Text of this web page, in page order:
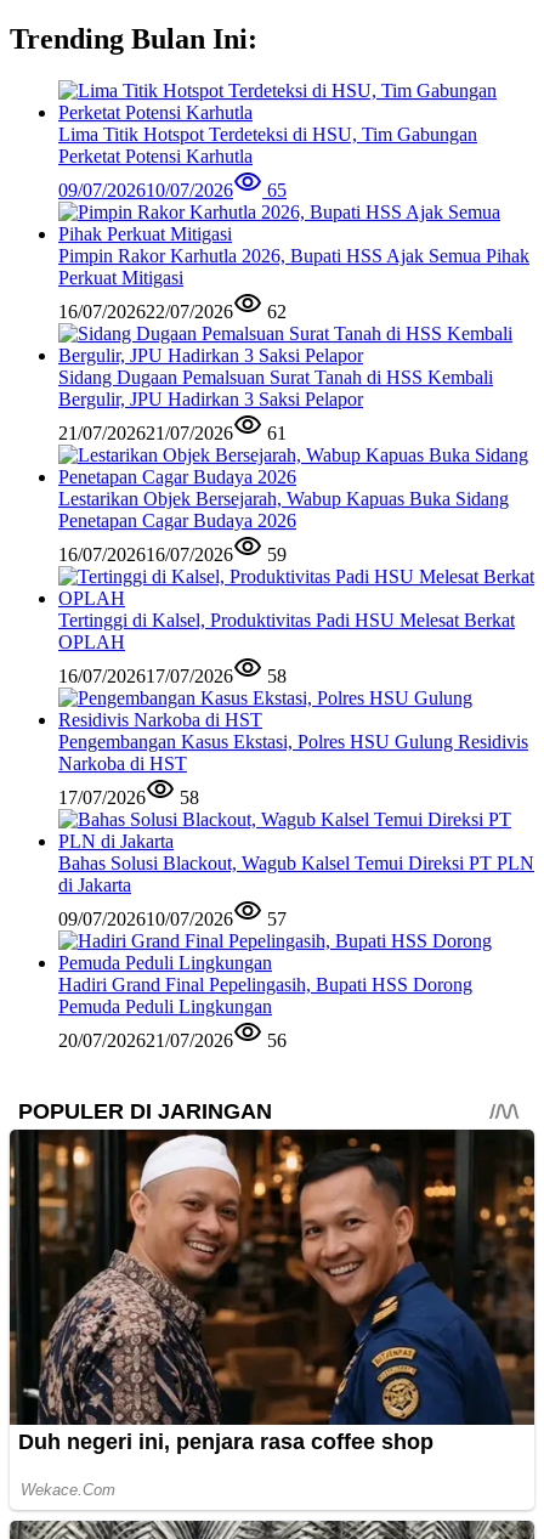
Trending Bulan Ini:
Lima Titik Hotspot Terdeteksi di HSU, Tim Gabungan
Perketat Potensi Karhutla
09/07/202610/07/2026 65
Pimpin Rakor Karhutla 2026, Bupati HSS Ajak Semua Pihak
Perkuat Mitigasi
16/07/202622/07/2026 62
Sidang Dugaan Pemalsuan Surat Tanah di HSS Kembali
Bergulir, JPU Hadirkan 3 Saksi Pelapor
21/07/202621/07/2026 61
Lestarikan Objek Bersejarah, Wabup Kapuas Buka Sidang
Penetapan Cagar Budaya 2026
16/07/202616/07/2026 59
Tertinggi di Kalsel, Produktivitas Padi HSU Melesat Berkat
OPLAH
16/07/202617/07/2026 58
Pengembangan Kasus Ekstasi, Polres HSU Gulung Residivis
Narkoba di HST
17/07/2026
58
Bahas Solusi Blackout, Wagub Kalsel Temui Direksi PT PLN
di Jakarta
09/07/202610/07/2026 57
Hadiri Grand Final Pepelingasih, Bupati HSS Dorong
Pemuda Peduli Lingkungan
20/07/202621/07/2026 56